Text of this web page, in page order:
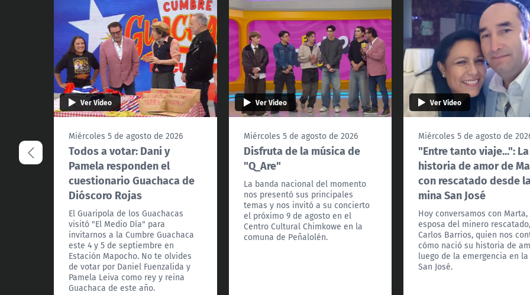
Ver Video
Miércoles 5 de agosto de 2026
Todos a votar: Dani y
Pamela responden el
cuestionario Guachaca de
Dióscoro Rojas
El Guaripola de los Guachacas
visitó "El Medio Día" para
invitarnos a la Cumbre Guachaca
este 4 y 5 de septiembre en
Estación Mapocho. No te olvides
de votar por Daniel Fuenzalida y
Pamela Leiva como rey y reina
Guachaca de este año.
Ver Video
Miércoles 5 de agosto de 2026
Disfruta de la música de
"Q_Are"
La banda nacional del momento
nos presentó sus principales
temas y nos invitó a su concierto
el próximo 9 de agosto en el
Centro Cultural Chimkowe en la
comuna de Peñalolén.
Ver Video
Miércoles 5 de agosto de
"Entre tanto viaje...": La
historia de amor de
con rescatado desde
mina San José
Hoy conversamos con Marta,
esposa del minero rescatado,
Carlos Barrios, quien nos
cómo nació su historia de
luego de la emergencia en
San José.